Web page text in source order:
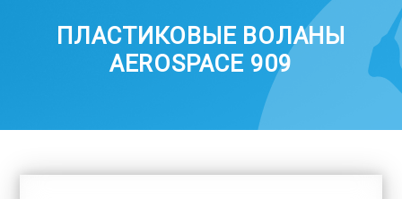
ПЛАСТИКОВЫЕ ВОЛАНЫ
AEROSPACE 909